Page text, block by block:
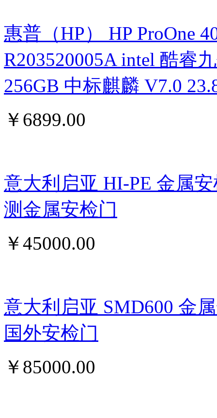
惠普（HP） HP ProOne
R203520005A intel 酷睿
256GB 中标麒麟 V7.0
￥ 6899.00
意大利启亚 HI-PE 金属
测金属安检门
￥45000.00
意大利启亚 SMD600 金
国外安检门
￥ 85000.00